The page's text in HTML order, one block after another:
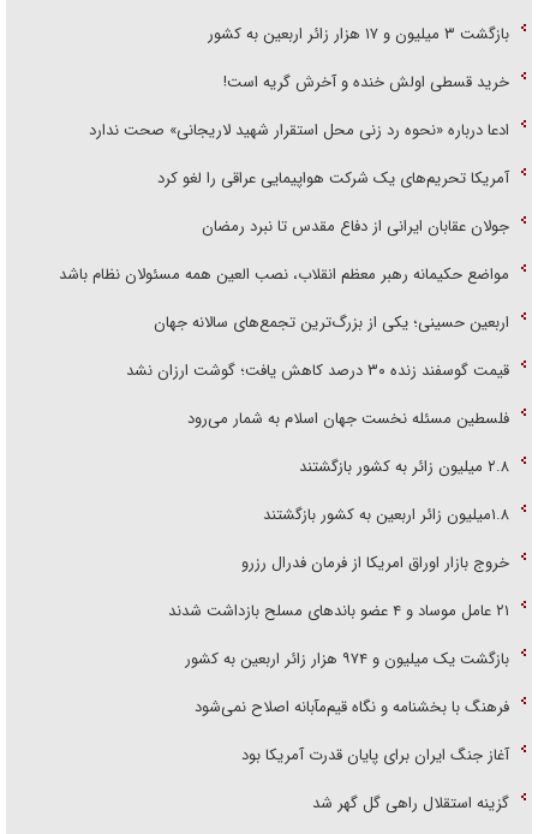
بازگشت ۳ میلیون و ۱۷ هزار زائر اربعین به کشور
خرید قسطی اولش خنده و آخرش گریه است!
ادعا درباره «نحوه رد زنی محل استقرار شهید لاریجانی» صحت ندارد
آمریکا تحریم‌های یک شرکت هواپیمایی عراقی را لغو کرد
جولان عقابان ایرانی از دفاع مقدس تا نبرد رمضان
مواضع حکیمانه رهبر معظم انقلاب، نصب العین همه مسئولان نظام باشد
اربعین حسینی؛ یکی از بزرگ‌ترین تجمع‌های سالانه جهان
قیمت گوسفند زنده ۳۰ درصد کاهش یافت؛ گوشت ارزان نشد
فلسطین مسئله نخست جهان اسلام به شمار می‌رود
۲.۸ میلیون زائر به کشور بازگشتند
۱.۸میلیون زائر اربعین به کشور بازگشتند
خروج بازار اوراق امریکا از فرمان فدرال رزرو
۲۱ عامل موساد و ۴ عضو باند‌های مسلح بازداشت شدند
بازگشت یک میلیون و ۹۷۴ هزار زائر اربعین به کشور
فرهنگ با بخشنامه و نگاه قیم‌مآبانه اصلاح نمی‌شود
آغاز جنگ ایران برای پایان قدرت آمریکا بود
گزینه استقلال راهی گل گهر شد